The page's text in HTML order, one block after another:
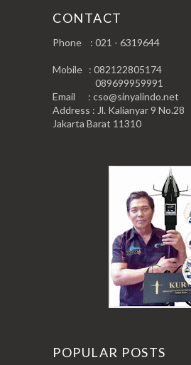
CONTACT
Phone : 021 - 6319644
Mobile : 082122805174
089699959991
Email : cso@sinyalindo.net
Address : Jl. Kalianyar 9 No.28
Jakarta Barat 11310
POPULAR POSTS